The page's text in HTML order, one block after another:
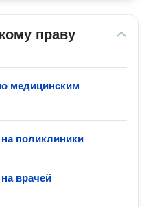
праву
—
медицинским
—
поликлиники
—
врачей